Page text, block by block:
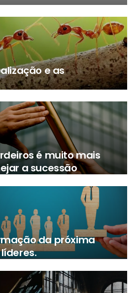
e as
é muito mais
a sucessão
da próxima